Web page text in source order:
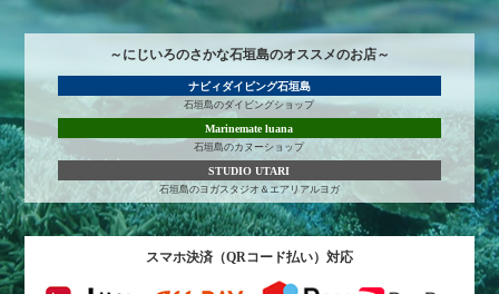
～にじいろのさかな石垣島のオススメのお店～
ナビィダイビング石垣島
石垣島のダイビングショップ
Marinemate luana
石垣島のカヌーショップ
STUDIO UTARI
石垣島のヨガスタジオ＆エアリアルヨガ
スマホ決済（QRコード払い）対応